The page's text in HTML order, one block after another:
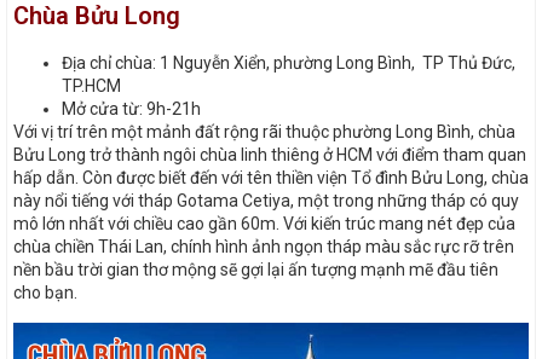
Chùa Bửu Long
Địa chỉ chùa: 1 Nguyễn Xiển, phường Long Bình, TP Thủ Đức,
TP.HCM
Mở cửa từ: 9h-21h
Với vị trí trên một mảnh đất rộng rãi thuộc phường Long Bình, chùa
Bửu Long trở thành ngôi chùa linh thiêng ở HCM với điểm tham quan
hấp dẫn. Còn được biết đến với tên thiền viện Tổ đình Bửu Long, chùa
này nổi tiếng với tháp Gotama Cetiya, một trong những tháp có quy
mô lớn nhất với chiều cao gần 60m. Với kiến trúc mang nét đẹp của
chùa chiền Thái Lan, chính hình ảnh ngọn tháp màu sắc rực rỡ trên
nền bầu trời gian thơ mộng sẽ gợi lại ấn tượng mạnh mẽ đầu tiên
cho bạn.